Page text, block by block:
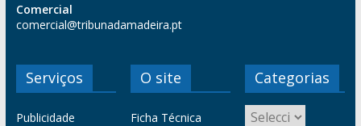
Comercial
comercial@tribunadamadeira.pt
Serviços
Publicidade
O site
Ficha Técnica
Categorias